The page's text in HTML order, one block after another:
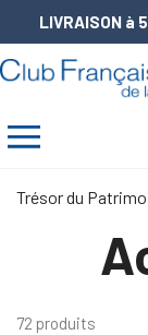
LIVRAISON à
Trésor du
72 produits